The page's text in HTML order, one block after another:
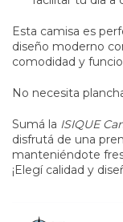
Esta camisa es
diseño moderno
comodidad y
No necesita
Sumá la ISIQUE
disfrutá de una
manteniéndote
¡Elegí calidad y